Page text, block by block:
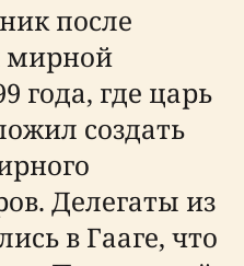
после
мирной
года, где царь
создать
Делегаты из
в Гааге, что